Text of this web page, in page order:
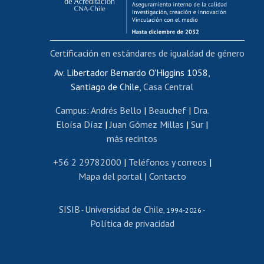
Funcionarias/os
Cursos internos de capacitación
Bienestar del personal
Portal de movilidad interna
Certificado de renta
Certificado de renta honorarios
Editar páginas blancas
Extranjeras/os
Revalidación y reconocimiento de títulos
Postulación al Programa de Movilidad Estudiantil
Cursos de español
Av. Libertador Bernardo O'Higgins 1058,
Santiago de Chile, Casa Central
Campus: Andrés Bello | Beauchef| Dra.
Eloísa Díaz |Juan Gómez Millas | Sur |
más recintos
+56 2 29782000 | Teléfonos y correos |
Mapa del portal| Contacto
SISIB - Universidad de Chile, 1994-2026 -
Política de privacidad
Certificación en estándares de igualdad de género